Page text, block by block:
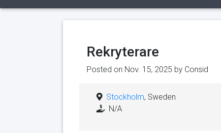
Rekryterare
Posted on Nov. 15, 2025 by Consid
Stockholm, Sweden
N/A